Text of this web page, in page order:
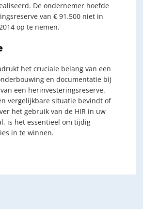
De ondernemer hoefde
van € 91.500 niet in
op te nemen.
het cruciale belang van een
en documentatie bij
een herinvesteringsreserve.
vergelijkbare situatie bevindt of
het gebruik van de HIR in uw
is het essentieel om tijdig
in te winnen.